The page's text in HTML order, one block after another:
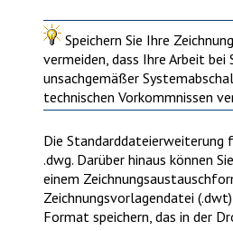
Speichern Sie Ihre
vermeiden, dass Ihre Arbeit
unsachgemäßer
technischen Vorkommnissen
Die Standarddateierweiterung
.dwg. Darüber hinaus können
einem
Zeichnungsvorlagendatei
Format speichern, das in der